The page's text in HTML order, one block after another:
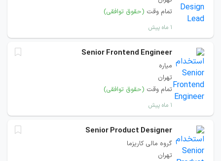
تمام وقت (حقوق توافقی)
۱ ماه پیش
Senior Frontend Engineer
میاره
تهران
تمام وقت (حقوق توافقی)
۱ ماه پیش
Senior Product Designer
گروه مالی کاریزما
تهران